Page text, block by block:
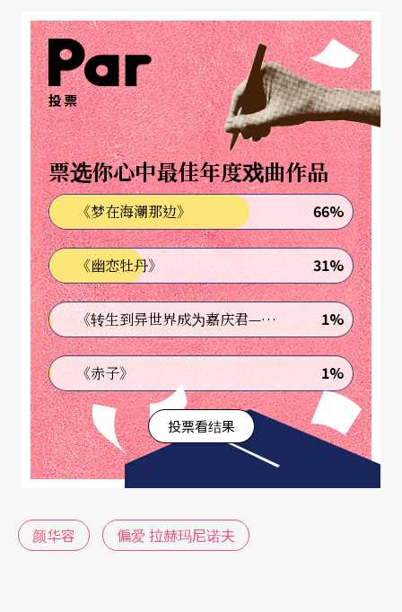
她是真正「认真」在生活著。她也天真、她也爱
笑，只要先将脑波调入她的节奏速度，那么你就会
懂她源源不绝的慧黠、机锋，还有跳跃性的逻辑。
于是我了解，原来黑马住在一颗安安静静的圣诞水
晶球里，有它的自成一格的小宇宙，只要轻轻一
晃，就会从四面八方飘出斑斓的雪花。
她的名字不是黑白的「严」，她是彩色的「颜」！
通勤路上 观察人生百态
小时候家住中坜，从国小考上音乐班起，颜华容就
展开一个人通车到台北的生涯。每天早上第一段交
通工具是爸爸的伟士牌机车，站在爸爸前面、手握
两边把手，从家里到公路局车站途中的风驰电掣是
最快乐的记忆。因为路途遥远不可能准时到学校，
所以只有颜华容有特权在前一天知道功课。当全班
投票
票选你心中最佳年度戏曲作品
《梦在海潮那边》 66%
《幽恋牡丹》 31%
《转生到异世界成为嘉庆君—发现我的祖先是诈骗集团!?》 1%
《赤子》 1%
投票看结果
颜华容 偏爱 拉赫玛尼诺夫